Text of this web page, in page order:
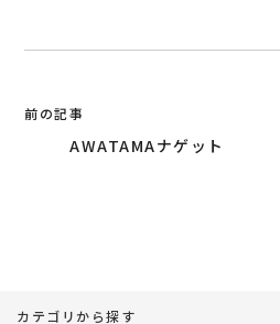
投
前の記事
AWATAMAナゲット
カテゴリから探す